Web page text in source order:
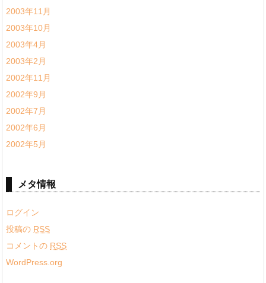
2003年11月
2003年10月
2003年4月
2003年2月
2002年11月
2002年9月
2002年7月
2002年6月
2002年5月
メタ情報
ログイン
投稿の RSS
コメントの RSS
WordPress.org